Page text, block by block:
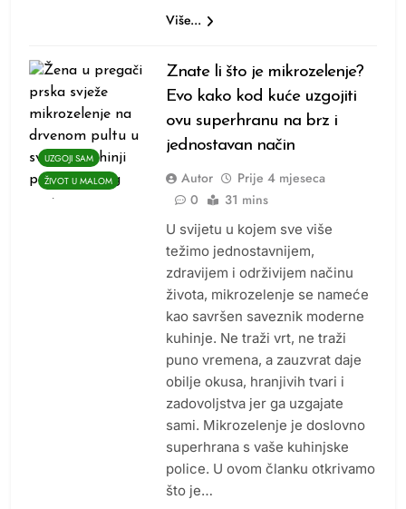
Više...
UZGOJI SAM
ŽIVOT U MALOM
Znate li što je mikrozelenje?
Evo kako kod kuće uzgojiti
ovu superhranu na brz i
jednostavan način
Autor Prije 4 mjeseca
0
31 mins
U svijetu u kojem sve više
težimo jednostavnijem,
zdravijem i održivijem načinu
života, mikrozelenje se nameće
kao savršen saveznik moderne
kuhinje. Ne traži vrt, ne traži
puno vremena, a zauzvrat daje
obilje okusa, hranjivih tvari i
zadovoljstva jer ga uzgajate
sami. Mikrozelenje je doslovno
superhrana s vaše kuhinjske
police. U ovom članku otkrivamo
što je…